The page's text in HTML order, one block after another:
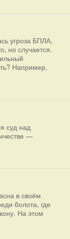
угроза БПЛА,
но случается.
Например,
суд над
—
в своём
болота, где
На этом